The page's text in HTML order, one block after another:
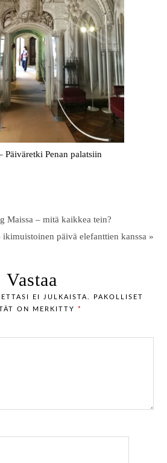
Päiväretki Penan palatsiin
Maissa – mitä kaikkea tein?
ikimuistoinen päivä elefanttien kanssa »
Vastaa
EI JULKAISTA.
PAKOLLISET
ON MERKITTY *